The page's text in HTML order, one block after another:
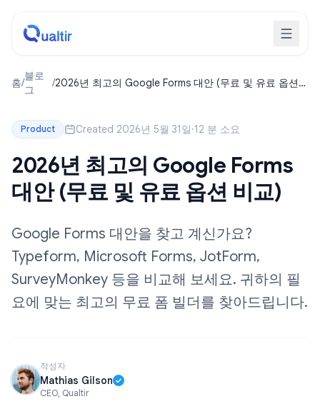
홈/
블로
그
/2026년 최고의 Google Forms 대안 (무료 및 유료 옵션
Product Created 2026년 5월 31일·12 분 소요
2026년 최고의 Google Forms
대안 (무료 및 유료 옵션 비교)
Google Forms 대안을 찾고 계신가요?
Typeform, Microsoft Forms, JotForm,
SurveyMonkey 등을 비교해 보세요. 귀하의 필
요에 맞는 최고의 무료 폼 빌더를 찾아드립니다.
작성자
Mathias Gilson
CEO, Qualtir